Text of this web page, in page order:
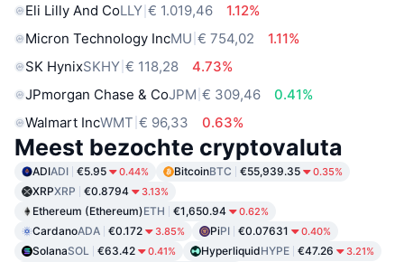
Eli Lilly And CoLLY € 1.019,46
1.12%
Micron Technology IncMU € 754,02
1.11%
SK HynixSKHY € 118,28
4.73%
JPmorgan Chase & CoJPM € 309,46
0.41%
Walmart IncWMT € 96,33 0.63%
Meest bezochte cryptovaluta
ADIADI €5.95 0.44% BitcoinBTC €55,939.35 0.35%
XRPXRP €0.8794 3.13%
Ethereum (Ethereum)ETH €1,650.94 0.62%
CardanoADA €0.172 3.85% PiPI €0.07631 0.40%
SolanaSOL €63.42 0.41% HyperliquidHYPE €47.26 3.21%